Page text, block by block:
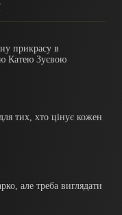
прикрасу в
Катею Зуєвою
тих, хто цінує кожен
але треба виглядати